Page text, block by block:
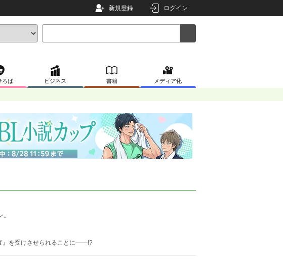
新規登録 ログイン
ろば ビジネス 書籍 メディア化
』を受けさせられることに――!?